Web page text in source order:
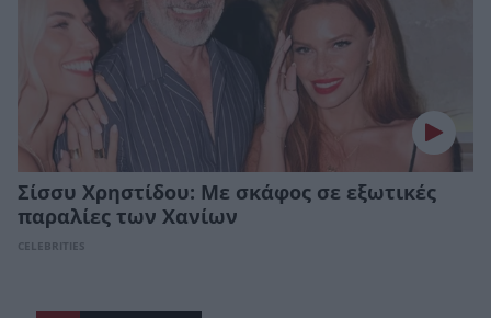
Σίσσυ Χρηστίδου: Με σκάφος σε εξωτικές
παραλίες των Χανίων
CELEBRITIES